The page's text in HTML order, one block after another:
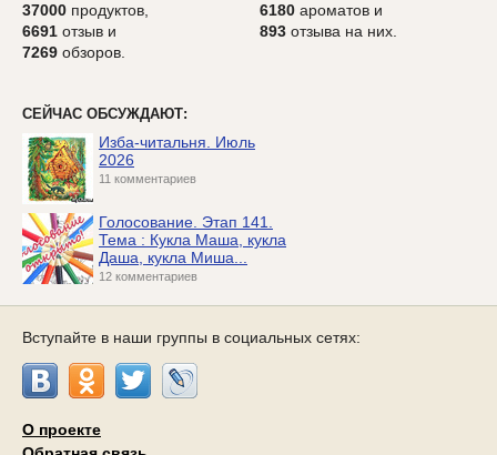
37000 продуктов,
6691 отзыв и
7269 обзоров.
6180 ароматов и
893 отзыва на них.
СЕЙЧАС ОБСУЖДАЮТ:
Изба-читальня. Июль
2026
11 комментариев
Голосование. Этап 141.
Тема : Кукла Маша, кукла
Даша, кукла Миша...
12 комментариев
Вступайте в наши группы в социальных сетях:
О проекте